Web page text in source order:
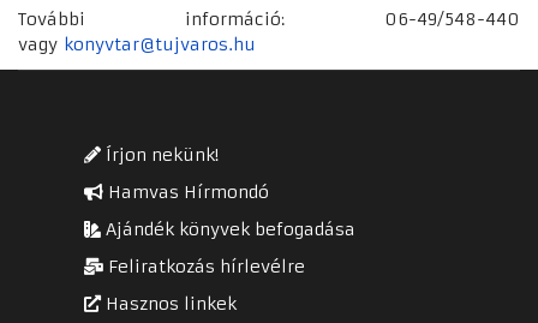
További információ: 06-49/548-440
vagy konyvtar@tujvaros.hu
Írjon nekünk!
Hamvas Hírmondó
Ajándék könyvek befogadása
Feliratkozás hírlevélre
Hasznos linkek